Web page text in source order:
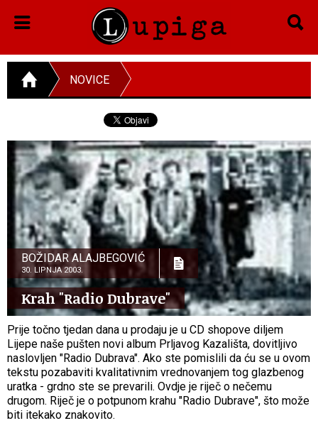
NOVICE
BOŽIDAR ALAJBEGOVIĆ
30. LIPNJA 2003.
Krah "Radio Dubrave"
Prije točno tjedan dana u prodaju je u CD shopove diljem
Lijepe naše pušten novi album Prljavog Kazališta, dovitljivo
naslovljen "Radio Dubrava". Ako ste pomislili da ću se u ovom
tekstu pozabaviti kvalitativnim vrednovanjem tog glazbenog
uratka - grdno ste se prevarili. Ovdje je riječ o nečemu
drugom. Riječ je o potpunom krahu "Radio Dubrave", što može
biti itekako znakovito.